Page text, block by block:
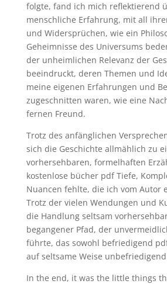
folgte, fand ich mich reflektierend
menschliche Erfahrung, mit all
und Widersprüchen, wie ein
Geheimnisse des Universums
der unheimlichen Relevanz der
beeindruckt, deren Themen und
meine eigenen Erfahrungen und
zugeschnitten waren, wie eine
fernen Freund.
Trotz des anfänglichen
sich die Geschichte allmählich zu
vorhersehbaren, formelhaften
kostenlose bücher pdf Tiefe,
Nuancen fehlte, die ich vom Autor
Trotz der vielen Wendungen und
die Handlung seltsam
begangener Pfad, der
führte, das sowohl befriedigend
auf seltsame Weise
In the end, it was the little things